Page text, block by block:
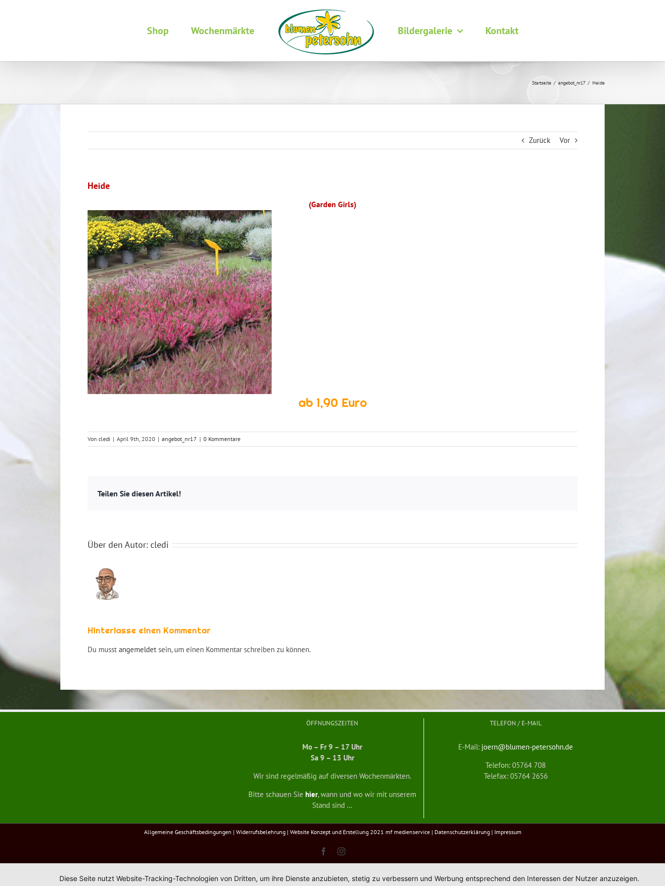
Shop Wochenmärkte Bildergalerie Kontakt
Startseite angebot_nr17 Heide
Zurück Vor
Heide
(Garden Girls)
ab 1,90 Euro
Von cledi | April 9th, 2020 | angebot_nr17 | 0 Kommentare
Teilen Sie diesen Artikel!
Über den Autor: cledi
Hinterlasse einen Kommentar
Du musst angemeldet sein, um einen Kommentar schreiben zu können.
ÖFFNUNGSZEITEN
Mo – Fr 9 – 17 Uhr
Sa 9 – 13 Uhr
Wir sind regelmäßig auf diversen Wochenmärkten.
Bitte schauen Sie hier, wann und wo wir mit unserem
Stand sind …
TELEFON / E-MAIL
E-Mail: joern@blumen-petersohn.de
Telefon: 05764 708
Telefax: 05764 2656
Allgemeine Geschäftsbedingungen | Widerrufsbelehrung| Website Konzept und Erstellung 2021 mf medienservice| Datenschutzerklärung| Impressum
FacebookInstagram
Diese Seite nutzt Website-Tracking-Technologien von Dritten, um ihre Dienste anzubieten, stetig zu verbessern und Werbung entsprechend den Interessen der Nutzer anzuzeigen.